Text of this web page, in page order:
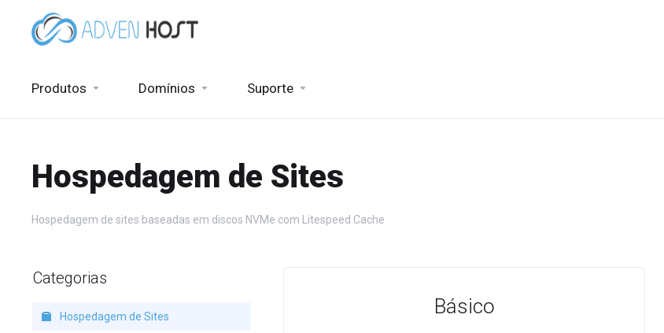
Produtos Domínios Suporte
Hospedagem de Sites
Hospedagem de sites baseadas em discos NVMe com Litespeed Cache
Categorias
Hospedagem de Sites Básico